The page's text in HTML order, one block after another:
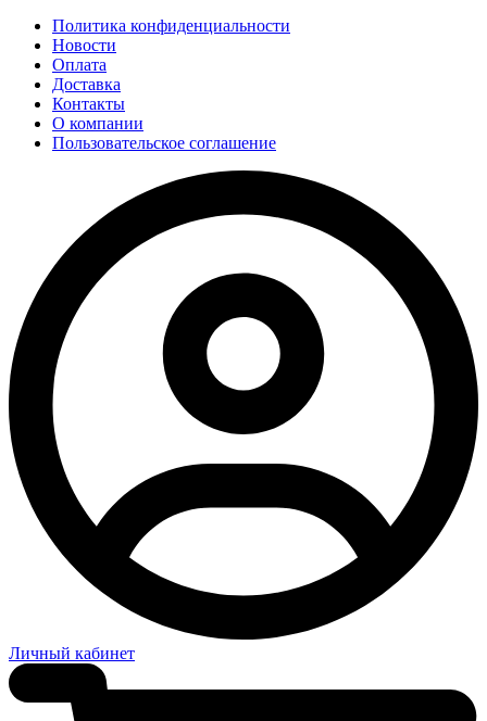
Политика конфиденциальности
Новости
Оплата
Доставка
Контакты
О компании
Пользовательское соглашение
Личный кабинет